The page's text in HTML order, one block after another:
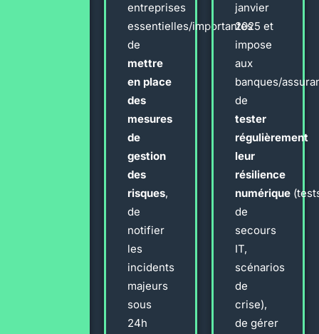
entreprises
essentielles/importantes
de
mettre
en place
des
mesures
de
gestion
des
risques,
de
notifier
les
incidents
majeurs
sous
24h
janvier
2025 et
impose
aux
banques/
de
tester
régulièrement
leur
résilience
numérique
de
secours
IT,
scénarios
de
crise),
de gérer